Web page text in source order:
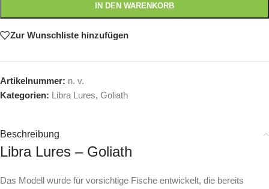
IN DEN WARENKORB
Zur Wunschliste hinzufügen
Artikelnummer: n. v.
Kategorien: Libra Lures, Goliath
Beschreibung
Libra Lures – Goliath
Das Modell wurde für vorsichtige Fische entwickelt, die bereits